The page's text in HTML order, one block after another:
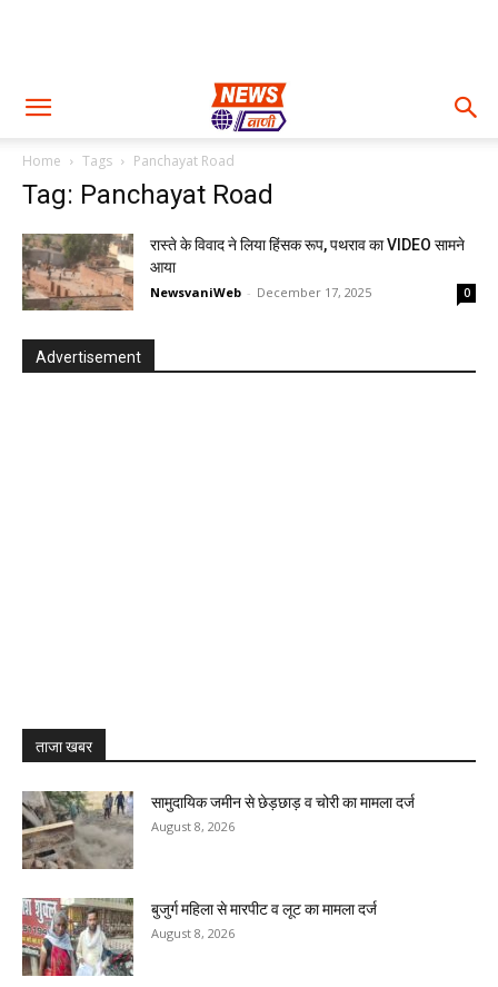
Home Tags Panchayat Road
Tag: Panchayat Road
रास्ते के विवाद ने लिया हिंसक रूप, पथराव का VIDEO सामने
आया
NewsvaniWeb - December 17, 2025 0
Advertisement
ताजा खबर
सामुदायिक जमीन से छेड़छाड़ व चोरी का मामला दर्ज
August 8, 2026
बुजुर्ग महिला से मारपीट व लूट का मामला दर्ज
August 8, 2026